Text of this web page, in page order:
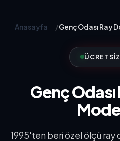
Anasayfa /Genç Odası Ray
Genç
1995'ten beri özel ölçü ray